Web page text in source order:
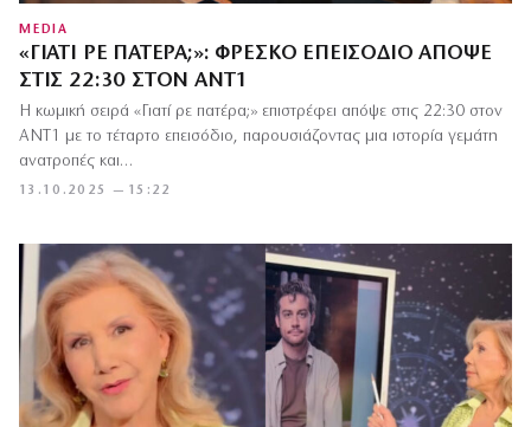
MEDIA
«ΓΙΑΤΊ ΡΕ ΠΑΤΈΡΑ;»: ΦΡΈΣΚΟ ΕΠΕΙΣΌΔΙΟ ΑΠΌΨΕ
ΣΤΙΣ 22:30 ΣΤΟΝ ΑΝΤ1
13.10.2025 — 15:22
Η κωμική σειρά «Γιατί ρε πατέρα;» επιστρέφει απόψε στις 22:30 στον
ΑΝΤ1 με το τέταρτο επεισόδιο, παρουσιάζοντας μια ιστορία γεμάτη
ανατροπές και…